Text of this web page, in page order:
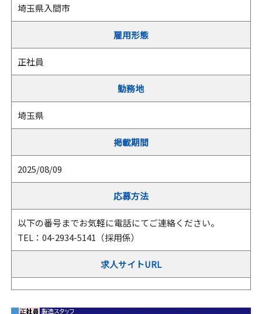
埼玉県入間市
雇用形態
正社員
勤務地
埼玉県
掲載期間
2025/08/09
応募方法
以下の番号までお気軽に電話にてご連絡ください。
TEL：04-2934-5141（採用係）
求人サイトURL